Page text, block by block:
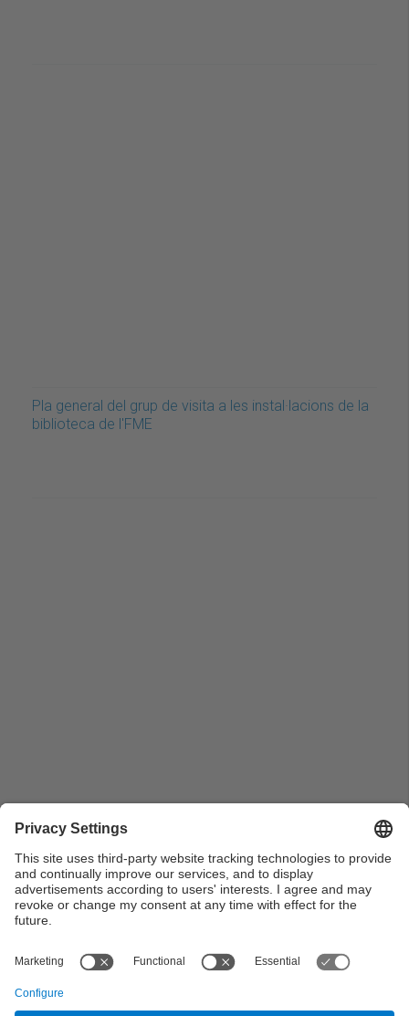
Pla general del grup de visita a les instal·lacions de la
biblioteca de l'FME
Pla general del taulell de la Biblioteca
Previous Page Page of 3